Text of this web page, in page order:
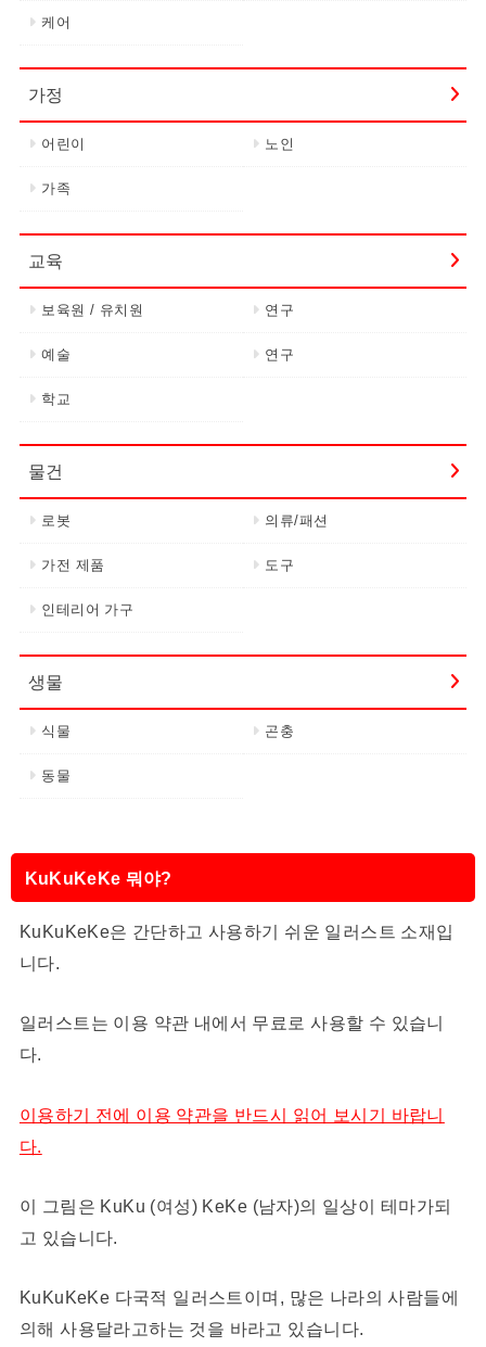
케어
가정
어린이 노인
가족
교육
보육원 / 유치원 연구
예술 연구
학교
물건
로봇 의류/패션
가전 제품 도구
인테리어 가구
생물
식물 곤충
동물
KuKuKeKe 뭐야?
KuKuKeKe은 간단하고 사용하기 쉬운 일러스트 소재입
니다.
일러스트는 이용 약관 내에서 무료로 사용할 수 있습니
다.
이용하기 전에 이용 약관을 반드시 읽어 보시기 바랍니
다.
이 그림은 KuKu (여성) KeKe (남자)의 일상이 테마가되
고 있습니다.
KuKuKeKe 다국적 일러스트이며, 많은 나라의 사람들에
의해 사용달라고하는 것을 바라고 있습니다.